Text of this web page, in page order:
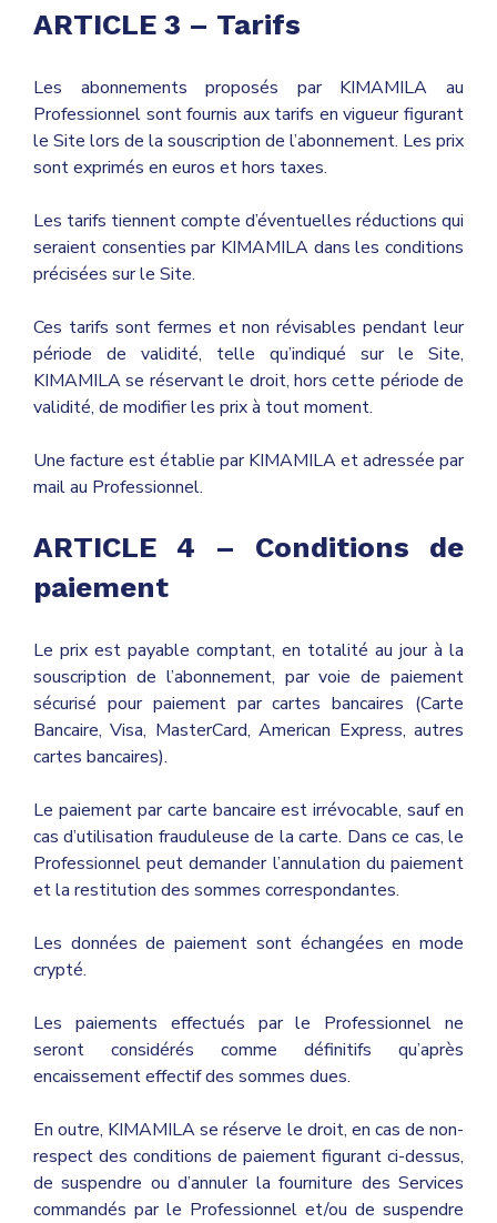
ARTICLE 3 – Tarifs
Les abonnements proposés par KIMAMILAau
Professionnel sont fournis aux tarifs en vigueur figurant
le Site lors de la souscription de l’abonnement. Les prix
sont exprimés en euros et hors taxes.
Les tarifs tiennent compte d’éventuelles réductions qui
seraient consenties par KIMAMILA dans les conditions
précisées sur le Site.
Ces tarifs sont fermes et non révisables pendant leur
période de validité, telle qu’indiqué sur le Site,
KIMAMILA se réservant le droit, hors cette période de
validité, de modifier les prix à tout moment.
Une facture est établie par KIMAMILA et adressée par
mail au Professionnel.
ARTICLE 4 – Conditions de
paiement
Le prix est payable comptant, en totalité au jour à la
souscription de l’abonnement, par voie de paiement
sécurisé pour paiement par cartes bancaires (Carte
Bancaire, Visa, MasterCard, American Express, autres
cartes bancaires).
Le paiement par carte bancaire est irrévocable, sauf en
cas d’utilisation frauduleuse de la carte. Dans ce cas, le
Professionnel peut demander l’annulation du paiement
et la restitution des sommes correspondantes.
Les données de paiement sont échangées en mode
crypté.
Les paiements effectués par le Professionnel ne
seront considérés comme définitifs qu’après
encaissement effectif des sommes dues.
En outre, KIMAMILA se réserve le droit, en cas de non-
respect des conditions de paiement figurant ci-dessus,
de suspendre ou d’annuler la fourniture des Services
commandés par le Professionnel et/ou de suspendre